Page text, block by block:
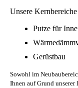
Unsere
Putze für
Gerüstbau
Sowohl im
Ihnen auf Grund